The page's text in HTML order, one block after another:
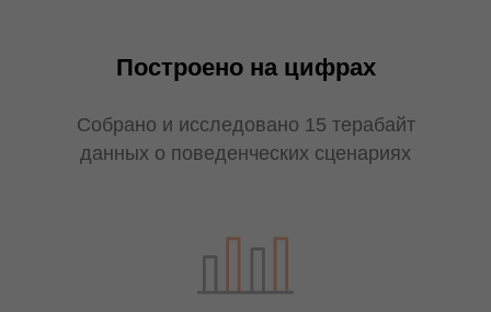
Построено на цифрах
Собрано и исследовано 15 терабайт
данных о поведенческих сценариях